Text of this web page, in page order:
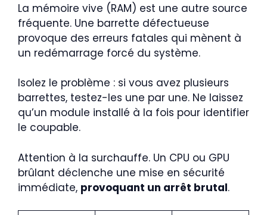
La mémoire vive (RAM) est une autre source
fréquente. Une barrette défectueuse
provoque des erreurs fatales qui mènent à
un redémarrage forcé du système.
Isolez le problème : si vous avez plusieurs
barrettes, testez-les une par une. Ne laissez
qu’un module installé à la fois pour identifier
le coupable.
Attention à la surchauffe. Un CPU ou GPU
brûlant déclenche une mise en sécurité
immédiate, provoquant un arrêt brutal.